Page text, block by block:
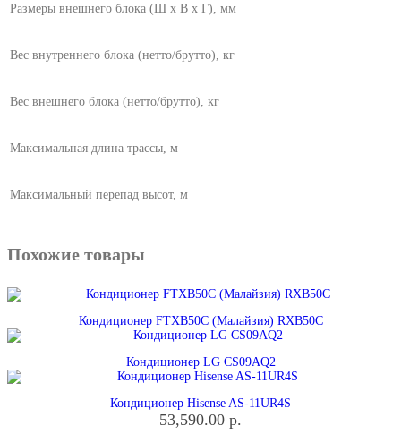
Размеры внешнего блока (Ш х В х Г), мм
Вес внутреннего блока (нетто/брутто), кг
Вес внешнего блока (нетто/брутто), кг
Максимальная длина трассы, м
Максимальный перепад высот, м
Похожие товары
Кондиционер FTXB50C (Малайзия) RXB50C
Кондиционер LG СS09AQ2
Кондиционер Hisense AS-11UR4S
53,590.00 р.